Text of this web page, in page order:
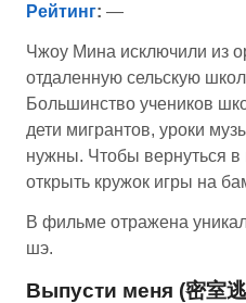
Рейтинг: —
Чжоу Мина исключили из
отдаленную сельскую
Большинство учеников
дети мигрантов, уроки
нужны. Чтобы вернуться
открыть кружок игры на
В фильме отражена
шэ.
Выпусти меня (密室